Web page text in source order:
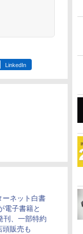
LinkedIn
ーネット白書
電子書籍と
刊、一部特約
頭販売も